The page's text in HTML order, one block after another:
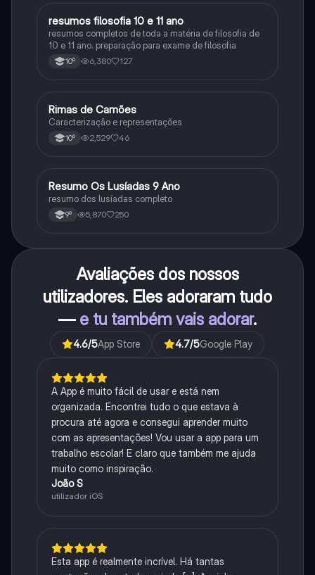
Filosofia
resumos filosofia 10 e 11 ano
resumos completos de toda a matéria de filosofia de
10 e 11 ano. preparação para exame de filosofia
10º 6,380 127
Português
Rimas de Camões
Caracterização e representações
10º 2,529 46
Português
Resumo Os Lusíadas 9 Ano
resumo dos lusíadas completo
9º 5,870 250
Avaliações dos nossos
utilizadores. Eles adoraram tudo
— e tu também vais adorar.
4.6/5App Store 4.7/5Google Play
A App é muito fácil de usar e está nem
organizada. Encontrei tudo o que estava à
procura até agora e consegui aprender muito
com as apresentações! Vou usar a app para um
trabalho escolar! E claro que também me ajuda
muito como inspiração.
João S
utilizador iOS
Esta app é realmente incrível. Há tantas